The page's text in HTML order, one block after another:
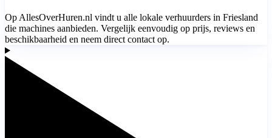
Op AllesOverHuren.nl vindt u alle lokale verhuurders in Friesland
die machines aanbieden. Vergelijk eenvoudig op prijs, reviews en
beschikbaarheid en neem direct contact op.